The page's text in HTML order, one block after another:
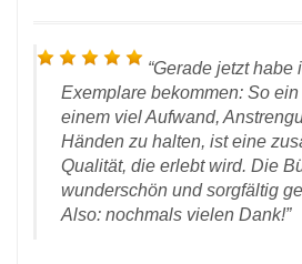
Gerade jetzt habe
Exemplare bekommen: So
einem viel Aufwand,
Händen zu halten, ist eine
Qualität, die erlebt wird. Die
wunderschön und sorgfältig
Also: nochmals vielen Dank!